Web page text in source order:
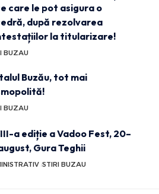
care le pot asigura o
după rezolvarea
la titularizare!
BUZAU
Buzău, tot mai
BUZAU
a ediție a Vadoo Fest, 20–
Gura Teghii
STIRI BUZAU